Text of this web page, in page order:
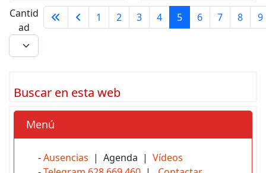
Cantid
ad
1 2 3 4 5 6 7 8 9
Buscar en esta web
Menú
-Ausencias | Agenda | Vídeos